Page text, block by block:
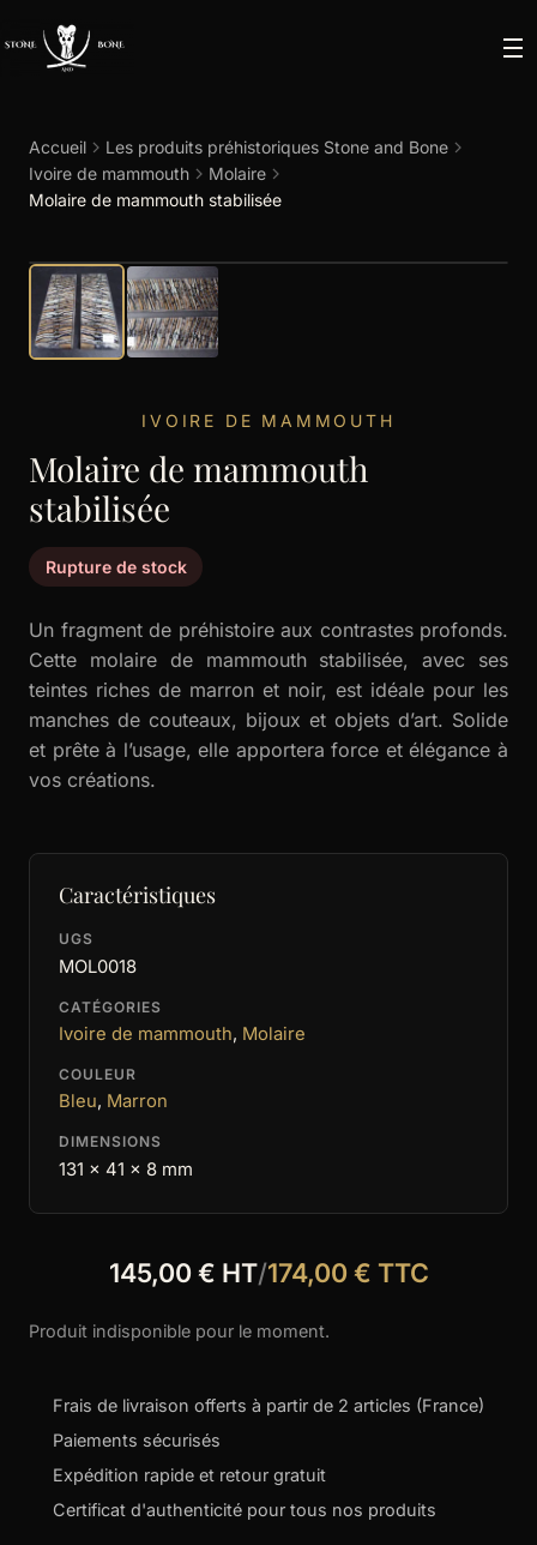
Accueil
Les produits préhistoriques Stone and Bone
Ivoire de mammouth
Molaire
Molaire de mammouth stabilisée
IVOIRE DE MAMMOUTH
Molaire de mammouth
stabilisée
Rupture de stock
Un fragment de préhistoire aux contrastes profonds.
Cette molaire de mammouth stabilisée, avec ses
teintes riches de marron et noir, est idéale pour les
manches de couteaux, bijoux et objets d’art. Solide
et prête à l’usage, elle apportera force et élégance à
vos créations.
Caractéristiques
UGS
MOL0018
CATÉGORIES
Ivoire de mammouth, Molaire
COULEUR
Bleu, Marron
DIMENSIONS
131 x 41 x 8 mm
145,00 € HT/174,00 € TTC
Produit indisponible pour le moment.
Frais de livraison offerts à partir de 2 articles (France)
Paiements sécurisés
Expédition rapide et retour gratuit
Certificat d'authenticité pour tous nos produits